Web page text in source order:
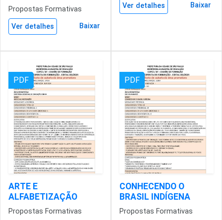
Propostas Formativas
Ver detalhes Baixar
Ver detalhes Baixar
PDF
ARTE E
ALFABETIZAÇÃO
Propostas Formativas
PDF
CONHECENDO O
BRASIL INDÍGENA
Propostas Formativas